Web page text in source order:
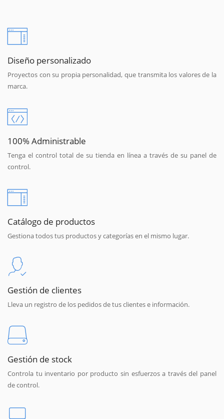
Diseño personalizado
Proyectos con su propia personalidad, que transmita los valores de la
marca.
100% Administrable
Tenga el control total de su tienda en línea a través de su panel de
control.
Catálogo de productos
Gestiona todos tus productos y categorías en el mismo lugar.
Gestión de clientes
Lleva un registro de los pedidos de tus clientes e información.
Gestión de stock
Controla tu inventario por producto sin esfuerzos a través del panel
de control.